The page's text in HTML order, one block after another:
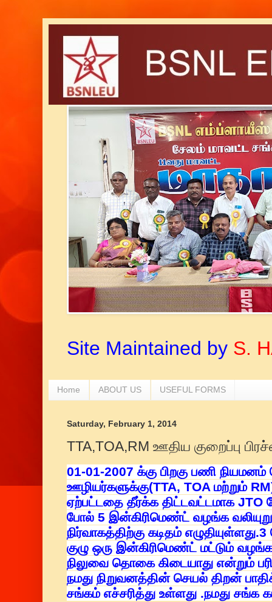
Site Maintained by S.
Home ABOUT US USEFUL FORMS
Saturday, February 1, 2014
TTA,TOA,RM ஊதிய குறைப்பு
01-01-2007 க்கு பிறகு பணி
ஊழியர்களுக்கு(TTA, TOA மற்றும்
ஏற்பட்டதை தீர்க்க திட்டவட்டமாக JTO
போல் 5 இன்கிரிமெண்ட் வழங்க
நிர்வாகத்திற்கு கடிதம்
குழு ஒரு இன்கிரிமெண்ட் மட்டும்
நிலுவை தொகை கிடையாது என்றும்
நமது நிறுவனத்தின் செயல் திறன்
சங்கம் எச்சரித்து உள்ளது .நமது சங்க